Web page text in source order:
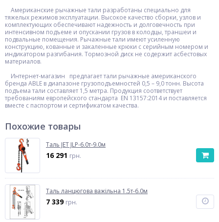
Американские рычажные тали разработаны специально для
тяжелых режимов эксплуатации. Высокое качество сборки, узлов и
комплектующих обеспечивают надежность и долговечность при
интенсивном подъеме и опускании грузов в колодцы, траншеи и
подвальные помещения. Рычажные тали имеют усиленную
конструкцию, кованные и закаленные крюки с серийным номером и
индикатором разгибания. Тормозной диск не содержит асбестовых
материалов.
Интернет-магазин предлагает тали рычажные американского
бренда ABLE в диапазоне грузоподъемностей 0,5 – 9,0 тонн. Высота
подъема тали составляет 1,5 метра. Продукция соответствует
требованиям европейского стандарта EN 13157:2014 и поставляется
вместе с паспортом и сертификатом качества.
Похожие товары
Таль JET JLP-6.0т-9.0м
16 291 грн.
Таль ланцюгова важільна 1.5т-6.0м
7 339 грн.